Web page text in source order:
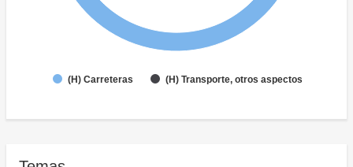
(H) Carreteras (H) Transporte, otros aspectos